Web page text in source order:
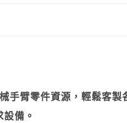
手臂零件資源，輕鬆客製
設備。